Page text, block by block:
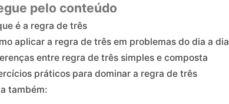
pelo conteúdo
é a regra de três
aplicar a regra de três em problemas do dia a dia
entre regra de três simples e composta
práticos para dominar a regra de três
também: